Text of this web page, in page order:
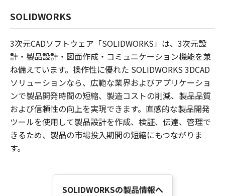
SOLIDWORKS
3次元CADソフトウェア「SOLIDWORKS」は、3次元設
計・製品設計・図面作成・コミュニケーション機能を兼
ね備えています。操作性に優れた SOLIDWORKS 3DCAD
ソリューションなら、広範な業界およびアプリケーショ
ンで製品開発時間の短縮、製造コストの削減、製品品質
および信頼性の向上を実現できます。直感的な製品開発
ツールを使用して製品設計を作成、検証、伝達、管理で
きるため、製品の市場投入期間の短縮にもつながりま
す。
SOLIDWORKSの製品情報へ